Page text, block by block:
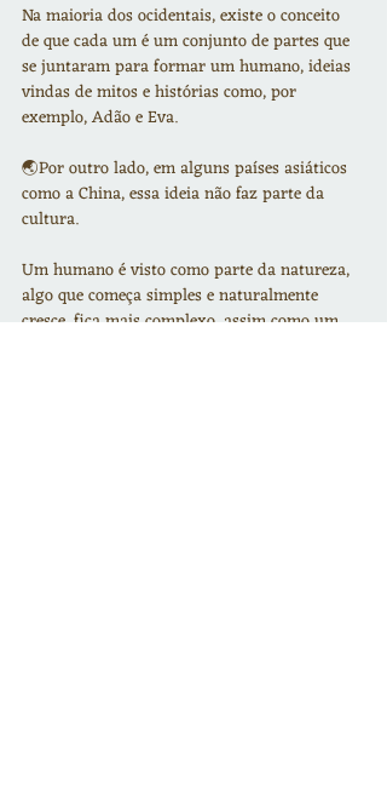
Na maioria dos ocidentais, existe o conceito
de que cada um é um conjunto de partes que
se juntaram para formar um humano, ideias
vindas de mitos e histórias como, por
exemplo, Adão e Eva.
🌏Por outro lado, em alguns países asiáticos
como a China, essa ideia não faz parte da
cultura.
Um humano é visto como parte da natureza,
algo que começa simples e naturalmente
cresce, fica mais complexo, assim como um